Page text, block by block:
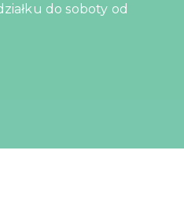
do soboty od